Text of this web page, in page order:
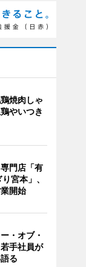
焼肉しゃ
やいつき
門店「有
宮本」、
開始
・オブ・
手社員が
る